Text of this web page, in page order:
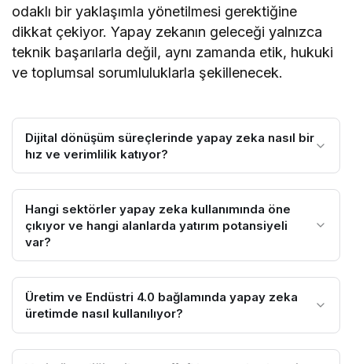
odaklı bir yaklaşımla yönetilmesi gerektiğine
dikkat çekiyor. Yapay zekanın geleceği yalnızca
teknik başarılarla değil, aynı zamanda etik, hukuki
ve toplumsal sorumluluklarla şekillenecek.
Dijital dönüşüm süreçlerinde yapay zeka nasıl bir
hız ve verimlilik katıyor?
Hangi sektörler yapay zeka kullanımında öne
çıkıyor ve hangi alanlarda yatırım potansiyeli
var?
Üretim ve Endüstri 4.0 bağlamında yapay zeka
üretimde nasıl kullanılıyor?